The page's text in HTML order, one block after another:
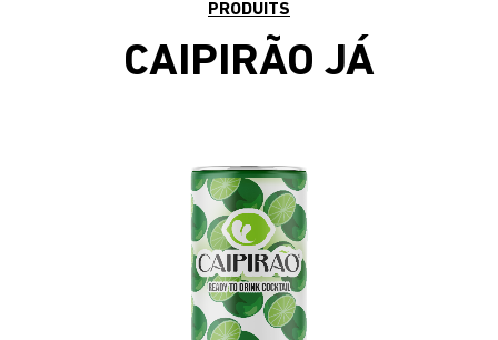
LA MARQUE
CARRIÈRES
DEMANDES DE SOUTIEN
PRODUITS
CAIPIRÃO JÁ